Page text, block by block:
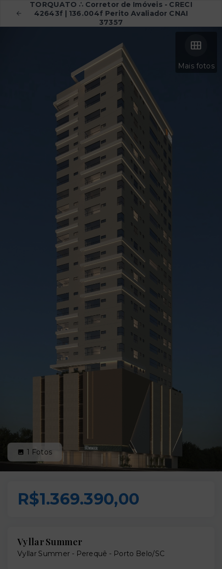
TORQUATO ∴ Corretor de Imóveis - CRECI
42643f | 136.004f Perito Avaliador CNAI
37357
Mais fotos
1 Fotos
R$1.369.390,00
Vyllar Summer
Vyllar Summer - Perequê - Porto Belo/SC